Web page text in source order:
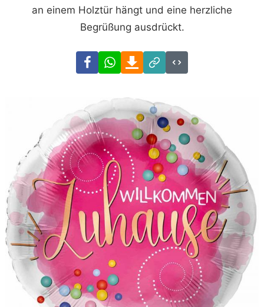
an einem Holztür hängt und eine herzliche
Begrüßung ausdrückt.
FacebookWhatsAppDownload
Link
Code